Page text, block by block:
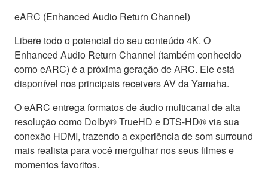
eARC (Enhanced Audio Return Channel)
Libere todo o potencial do seu conteúdo 4K. O
Enhanced Audio Return Channel (também conhecido
como eARC) é a próxima geração de ARC. Ele está
disponível nos principais receivers AV da Yamaha.
O eARC entrega formatos de áudio multicanal de alta
resolução como Dolby® TrueHD e DTS-HD® via sua
conexão HDMI, trazendo a experiência de som surround
mais realista para você mergulhar nos seus filmes e
momentos favoritos.